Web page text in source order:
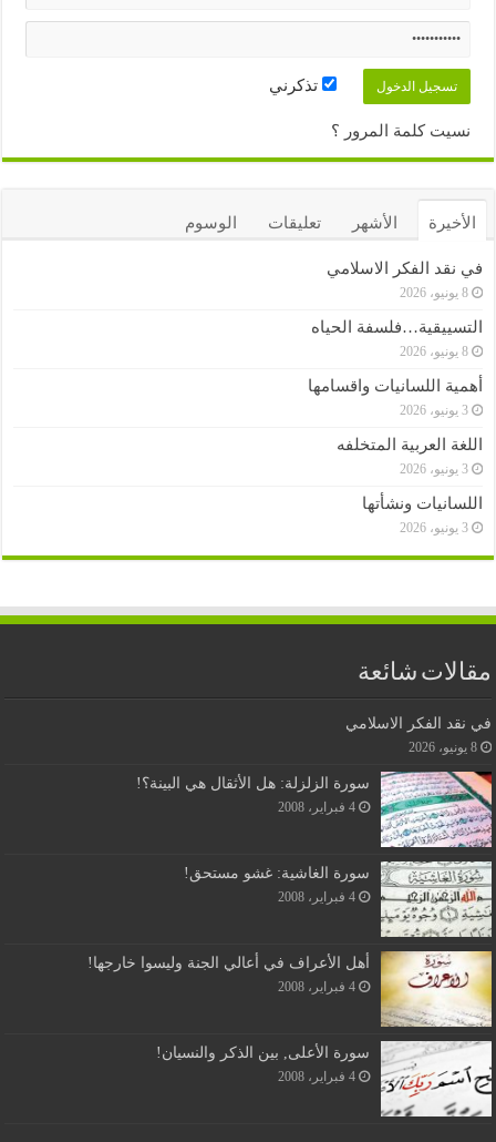
تذكرني
نسيت كلمة المرور ؟
الأخيرة الأشهر تعليقات الوسوم
في نقد الفكر الاسلامي
8 يونيو، 2026
التسييقية…فلسفة الحياه
8 يونيو، 2026
أهمية اللسانيات واقسامها
3 يونيو، 2026
اللغة العربية المتخلفه
3 يونيو، 2026
اللسانيات ونشأتها
3 يونيو، 2026
مقالات شائعة
في نقد الفكر الاسلامي
8 يونيو، 2026
سورة الزلزلة: هل الأثقال هي البينة؟!
4 فبراير، 2008
سورة الغاشية: غشو مستحق!
4 فبراير، 2008
أهل الأعراف في أعالي الجنة وليسوا خارجها!
4 فبراير، 2008
سورة الأعلى, بين الذكر والنسيان!
4 فبراير، 2008